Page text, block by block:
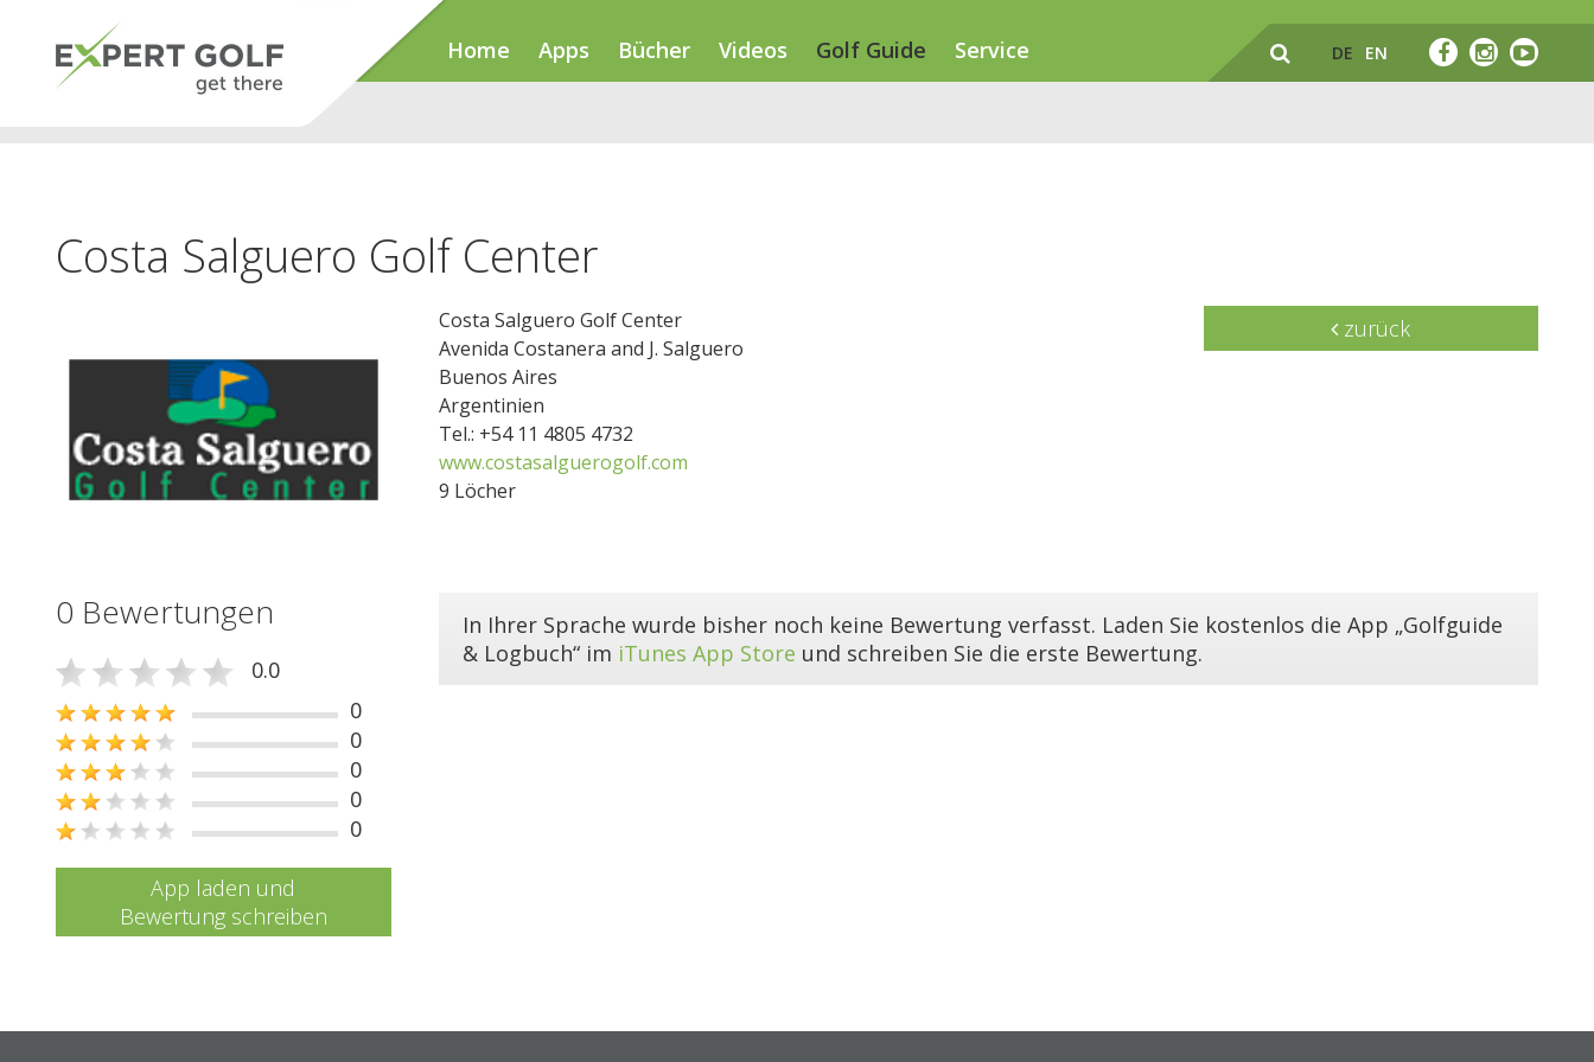
Home Apps Bücher Videos Golf Guide Service DE EN
Costa Salguero Golf Center
Costa Salguero Golf Center
Avenida Costanera and J. Salguero
Buenos Aires
Argentinien
Tel.: +54 11 4805 4732
www.costasalguerogolf.com
9 Löcher
zurück
0 Bewertungen
0.0
0
0
0
0
0
App laden und
Bewertung schreiben
In Ihrer Sprache wurde bisher noch keine Bewertung verfasst. Laden Sie kostenlos die App „Golfguide
& Logbuch“ im iTunes App Store und schreiben Sie die erste Bewertung.